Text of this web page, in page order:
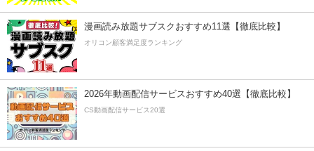
漫画読み放題サブスクおすすめ11選【徹底比較】
オリコン顧客満足度ランキング
2026年動画配信サービスおすすめ40選【徹底比較】
CS動画配信サービス20選